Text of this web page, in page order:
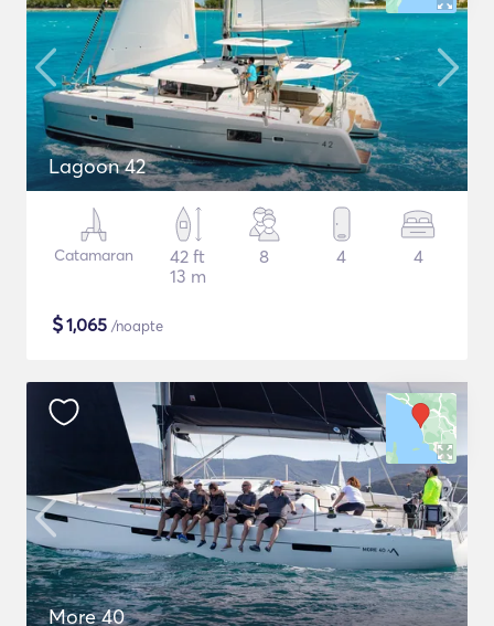
Lagoon 42
Catamaran
42 ft
13 m
8 4 4
$1,065 /noapte
More 40